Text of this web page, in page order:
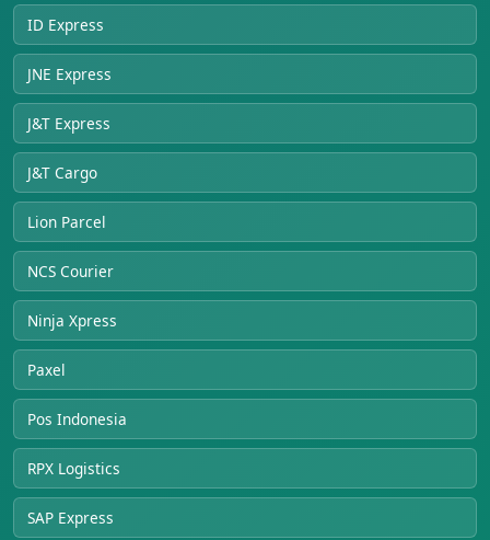
ID Express
JNE Express
J&T Express
J&T Cargo
Lion Parcel
NCS Courier
Ninja Xpress
Paxel
Pos Indonesia
RPX Logistics
SAP Express